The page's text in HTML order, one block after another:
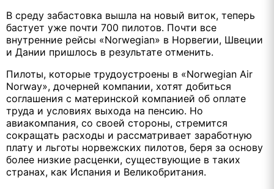
В среду забастовка вышла на новый виток, теперь
бастует уже почти 700 пилотов. Почти все
внутренние рейсы «Norwegian» в Норвегии, Швеции
и Дании пришлось в результате отменить.
Пилоты, которые трудоустроены в «Norwegian Air
Norway», дочерней компании, хотят добиться
соглашения с материнской компанией об оплате
труда и условиях выхода на пенсию. Но
авиакомпания, со своей стороны, стремится
сокращать расходы и рассматривает заработную
плату и льготы норвежских пилотов, беря за основу
более низкие расценки, существующие в таких
странах, как Испания и Великобритания.